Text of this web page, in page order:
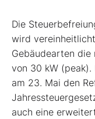
Die
wird
Gebäudearten die
von 30 kW (peak).
am 23. Mai den
auch eine